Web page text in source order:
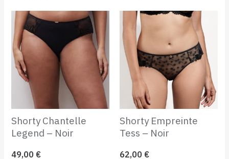
Shorty Chantelle
Legend – Noir
49,00 €
Shorty Empreinte
Tess – Noir
62,00 €